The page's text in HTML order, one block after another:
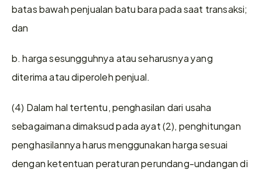
batas bawah penjualan batu bara pada saat transaksi;
dan
b. harga sesungguhnya atau seharusnya yang
diterima atau diperoleh penjual.
(4) Dalam hal tertentu, penghasilan dari usaha
sebagaimana dimaksud pada ayat (2), penghitungan
penghasilannya harus menggunakan harga sesuai
dengan ketentuan peraturan perundang-undangan di